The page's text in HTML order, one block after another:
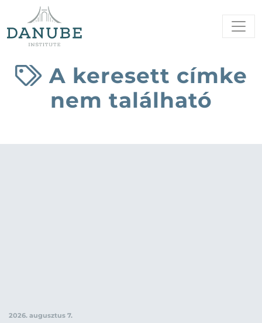
A keresett címke
nem található
2026. augusztus 7.